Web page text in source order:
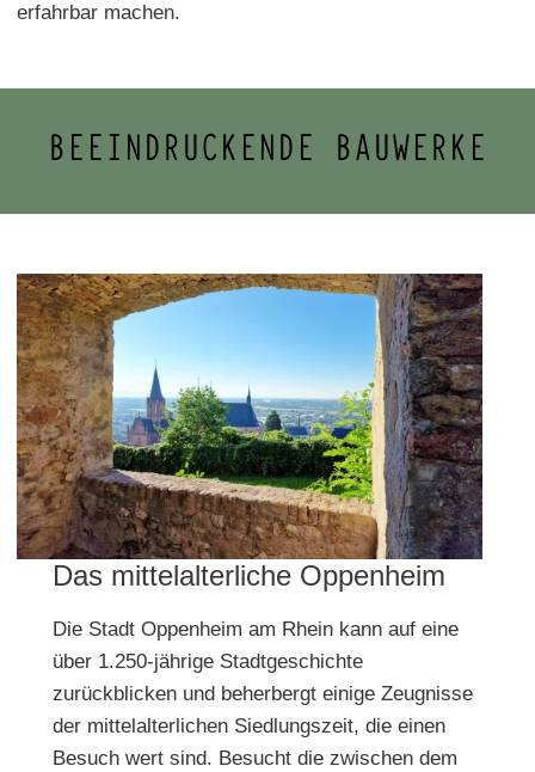
erfahrbar machen.
BEEINDRUCKENDE BAUWERKE
Das mittelalterliche Oppenheim
Die Stadt Oppenheim am Rhein kann auf eine
über 1.250-jährige Stadtgeschichte
zurückblicken und beherbergt einige Zeugnisse
der mittelalterlichen Siedlungszeit, die einen
Besuch wert sind. Besucht die zwischen dem